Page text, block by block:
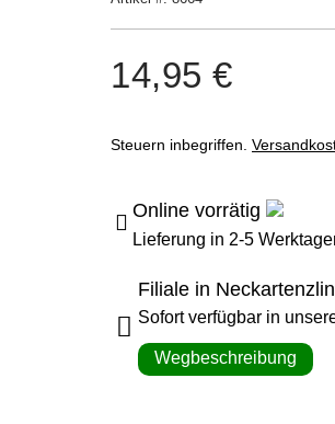
14,95 €
Steuern inbegriffen.
Online vorrätig
Lieferung in 2-5
Filiale in
Sofort verfügbar in
Wegbeschreibung